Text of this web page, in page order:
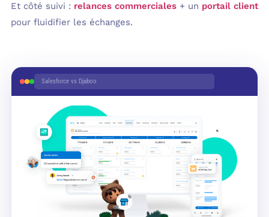
Et côté suivi : relances commerciales + un portail client
pour fluidifier les échanges.
Salesforce vs Djaboo